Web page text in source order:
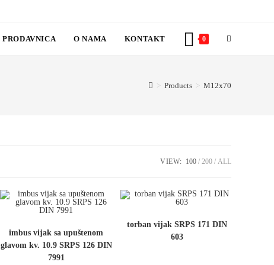
PRODAVNICA O NAMA KONTAKT 0 TOGGLE
> Products > M12x70
VIEW: 100 200 ALL
imbus vijak sa upuštenom
glavom kv. 10.9 SRPS 126 DIN
7991
torban vijak SRPS 171 DIN
603